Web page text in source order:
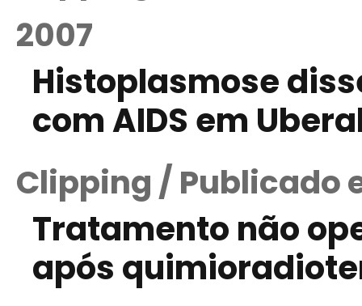
2007
Histoplasmose
com AIDS em
Clipping / Publicado
Tratamento não
após